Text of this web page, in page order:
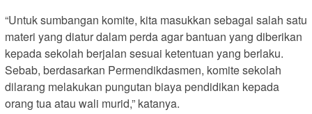
“Untuk sumbangan komite, kita masukkan sebagai salah satu
materi yang diatur dalam perda agar bantuan yang diberikan
kepada sekolah berjalan sesuai ketentuan yang berlaku.
Sebab, berdasarkan Permendikdasmen, komite sekolah
dilarang melakukan pungutan biaya pendidikan kepada
orang tua atau wali murid,” katanya.